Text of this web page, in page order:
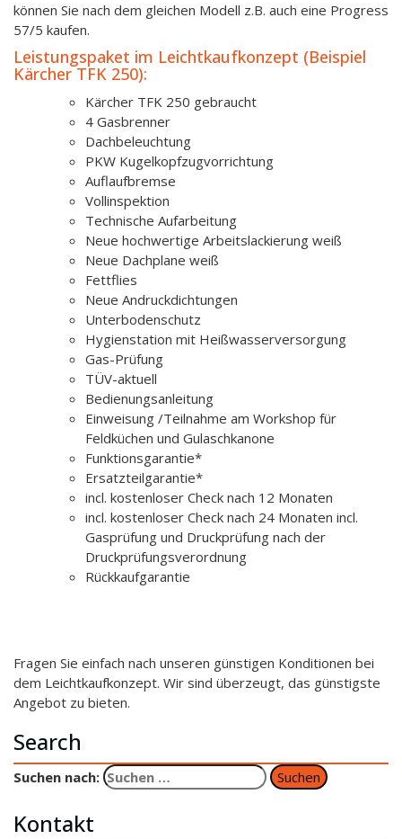
können Sie nach dem gleichen Modell z.B. auch eine Progress
57/5 kaufen.
Leistungspaket im Leichtkaufkonzept (Beispiel
Kärcher TFK 250):
Kärcher TFK 250 gebraucht
4 Gasbrenner
Dachbeleuchtung
PKW Kugelkopfzugvorrichtung
Auflaufbremse
Vollinspektion
Technische Aufarbeitung
Neue hochwertige Arbeitslackierung weiß
Neue Dachplane weiß
Fettflies
Neue Andruckdichtungen
Unterbodenschutz
Hygienstation mit Heißwasserversorgung
Gas-Prüfung
TÜV-aktuell
Bedienungsanleitung
Einweisung /Teilnahme am Workshop für
Feldküchen und Gulaschkanone
Funktionsgarantie*
Ersatzteilgarantie*
incl. kostenloser Check nach 12 Monaten
incl. kostenloser Check nach 24 Monaten incl.
Gasprüfung und Druckprüfung nach der
Druckprüfungsverordnung
Rückkaufgarantie
Fragen Sie einfach nach unseren günstigen Konditionen bei
dem Leichtkaufkonzept. Wir sind überzeugt, das günstigste
Angebot zu bieten.
Search
Suchen nach:
Kontakt